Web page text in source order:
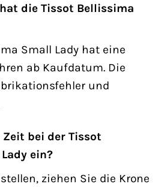
die Tissot Bellissima
Small Lady hat eine
ab Kaufdatum. Die
und
bei der Tissot
ein?
ziehen Sie die Krone